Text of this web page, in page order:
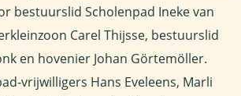
bestuurslid Scholenpad Ineke van
Carel Thijsse, bestuurslid
en hovenier Johan Görtemöller.
vrijwilligers Hans Eveleens, Marli